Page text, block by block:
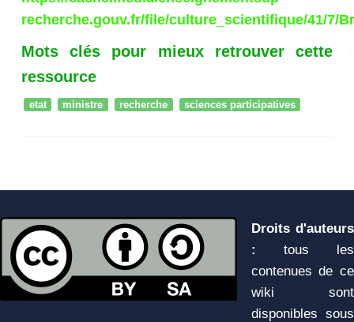
recherche.gouv.fr/file/culture_scientifique/41/7/
Mots clés pour mieux retrouver cette
ressource
etat ministre recherche sciences participatives
Droits d'auteurs
:
tous les
contenues de ce
wiki sont
disponibles sous